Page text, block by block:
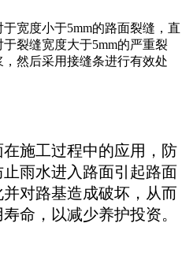
宽度小于5mm的路面裂缝，直
裂缝宽度大于5mm的严重裂
然后采用接缝条进行有效处
施工过程中的应用，防
雨水进入路面引起路面
对路基造成破坏，从而
命，以减少养护投资。